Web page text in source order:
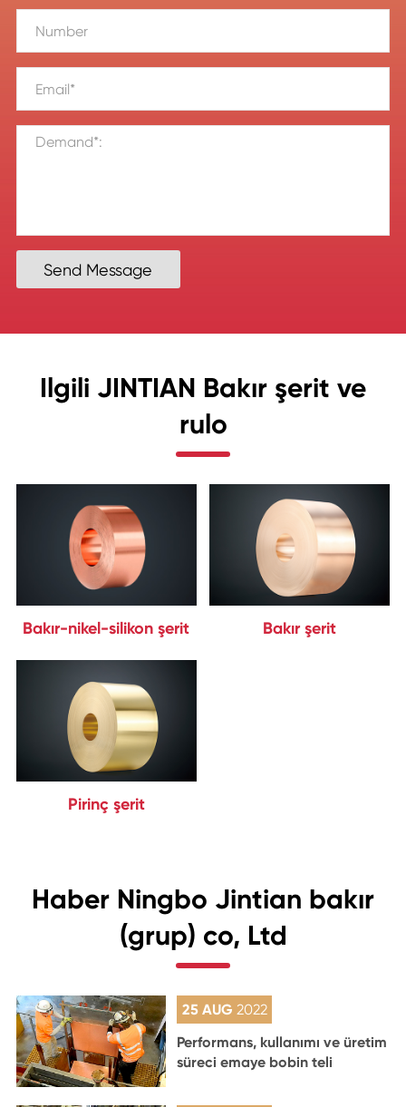
Send Message
Ilgili JINTIAN Bakır şerit ve
rulo
Bakır-nikel-silikon şerit Bakır şerit
Pirinç şerit
Haber Ningbo Jintian bakır
(grup) co, Ltd
25 AUG 2022
Performans, kullanımı ve üretim
süreci emaye bobin teli